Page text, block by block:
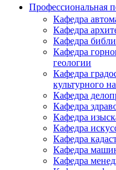
Профессиональная
Кафедра
Кафедра
Кафедра
Кафедра
геологии
Кафедра
культурного
Кафедра
Кафедра
Кафедра
Кафедра
Кафедра
Кафедра
Кафедра